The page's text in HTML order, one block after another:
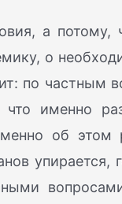
а
о
по частным
именно
об этом
упирается,